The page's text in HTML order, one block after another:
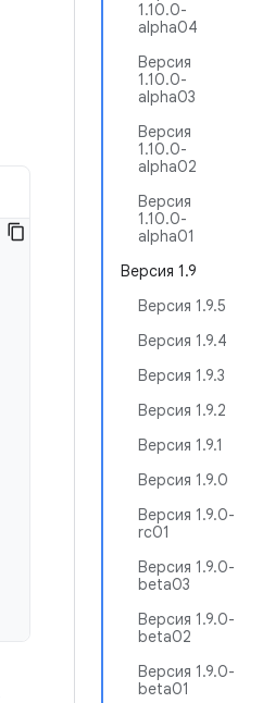
1.10.0-
alpha04
Версия
1.10.0-
alpha03
Версия
1.10.0-
alpha02
Версия
1.10.0-
alpha01
Версия 1.9
Версия 1.9.5
Версия 1.9.4
Версия 1.9.3
Версия 1.9.2
Версия 1.9.1
Версия 1.9.0
Версия 1.9.0-
rc01
Версия 1.9.0-
beta03
Версия 1.9.0-
beta02
Версия 1.9.0-
beta01